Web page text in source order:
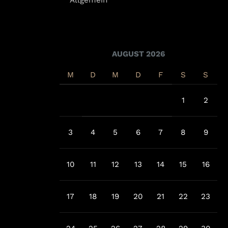
AUGUST 2026
M D M D F S S
1 2
3 4 5 6 7 8 9
10 11 12 13 14 15 16
17 18 19 20 21 22 23